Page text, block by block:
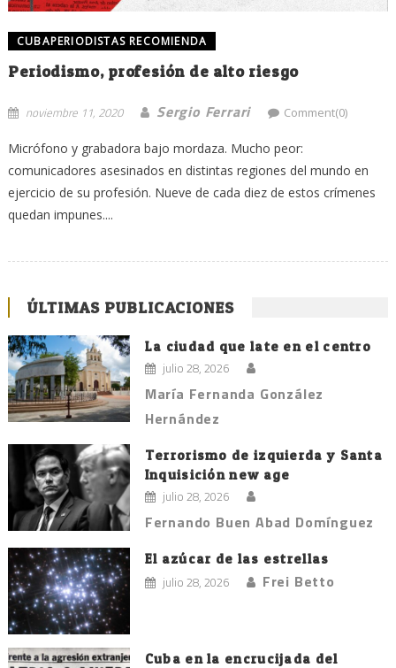
CUBAPERIODISTAS RECOMIENDA
Periodismo, profesión de alto riesgo
noviembre 11, 2020 Sergio Ferrari Comment(0)
Micrófono y grabadora bajo mordaza. Mucho peor:
comunicadores asesinados en distintas regiones del mundo en
ejercicio de su profesión. Nueve de cada diez de estos crímenes
quedan impunes....
ÚLTIMAS PUBLICACIONES
La ciudad que late en el centro
julio 28, 2026
María Fernanda González
Hernández
Terrorismo de izquierda y Santa
Inquisición new age
julio 28, 2026
Fernando Buen Abad Domínguez
El azúcar de las estrellas
julio 28, 2026 Frei Betto
Cuba en la encrucijada del